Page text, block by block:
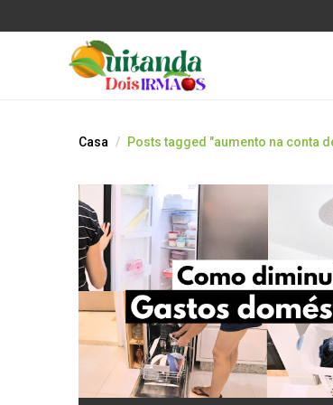
Casa Posts tagged "aumento na conta